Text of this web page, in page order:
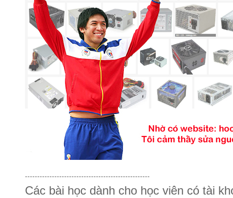
---------------------------------------------------
Các bài học dành cho học viên có tài